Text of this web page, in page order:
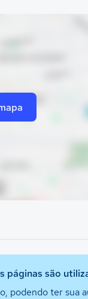
páginas são
podendo ter sua